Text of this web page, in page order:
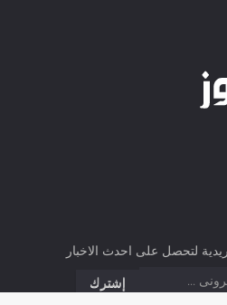
لتحصل على احدث الاخبار